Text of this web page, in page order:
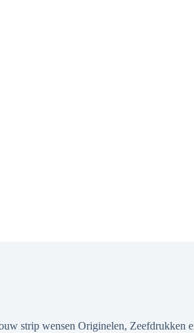
strip wensen Originelen, Zeefdrukken